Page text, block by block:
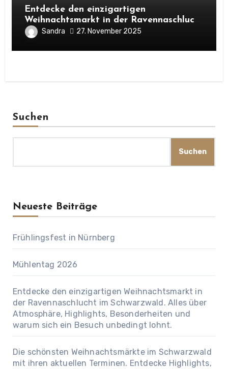
Entdecke den einzigartigen
Weihnachtsmarkt in der Ravennaschlucht
im Schwarzwald. Alles über Atmosphäre,
Highlights, Besonderheiten und warum
sich ein Besuch unbedingt lohnt.
Sandra 27. November 2025
Suchen
Suchen
Neueste Beiträge
Frühlingsfest in Nürnberg
Mühlentag 2026
Entdecke den einzigartigen Weihnachtsmarkt in
der Ravennaschlucht im Schwarzwald. Alles über
Atmosphäre, Highlights, Besonderheiten und
warum sich ein Besuch unbedingt lohnt.
Die schönsten Weihnachtsmärkte im Schwarzwald
mit ihren aktuellen Terminen. Entdecke Highlights,